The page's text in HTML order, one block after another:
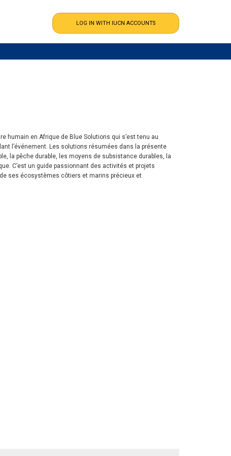
humain en Afrique de Blue Solutions qui s’est tenu au
l’événement. Les solutions résumées dans la présente
la pêche durable, les moyens de subsistance durables, la
C’est un guide passionnant des activités et projets
ses écosystèmes côtiers et marins précieux et